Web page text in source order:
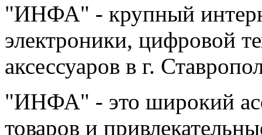
"ИНФА" - крупный
электроники, цифровой
аксессуаров в г.
"ИНФА" - это широкий
товаров и